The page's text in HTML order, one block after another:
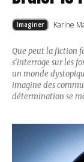
Imaginer Karine
Que peut la fiction
s’interroge sur les
un monde
imagine des
détermination se